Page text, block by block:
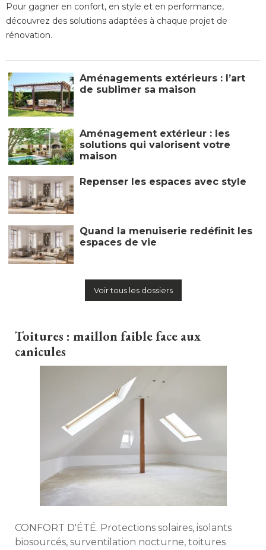
Pour gagner en confort, en style et en performance,
découvrez des solutions adaptées à chaque projet de
rénovation.
Aménagements extérieurs : l’art
de sublimer sa maison
Aménagement extérieur : les
solutions qui valorisent votre
maison
Repenser les espaces avec style
Quand la menuiserie redéfinit les
espaces de vie
Voir tous les dossiers
Toitures : maillon faible face aux
canicules
CONFORT D'ÉTÉ. Protections solaires, isolants
biosourcés, surventilation nocturne, toitures